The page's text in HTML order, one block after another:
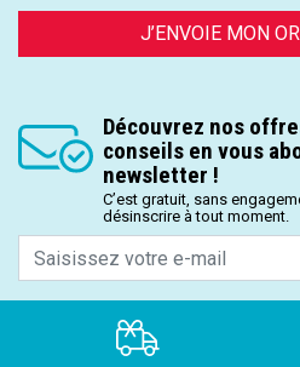
J’ENVOIE MON
Découvrez nos
conseils en vous
newsletter !
C’est gratuit, sans
désinscrire à tout moment.